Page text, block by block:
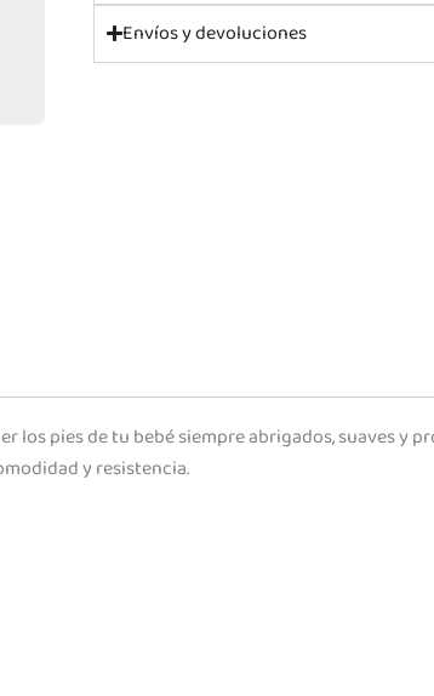
Envíos y devoluciones
los pies de tu bebé siempre abrigados, suaves y
y resistencia.